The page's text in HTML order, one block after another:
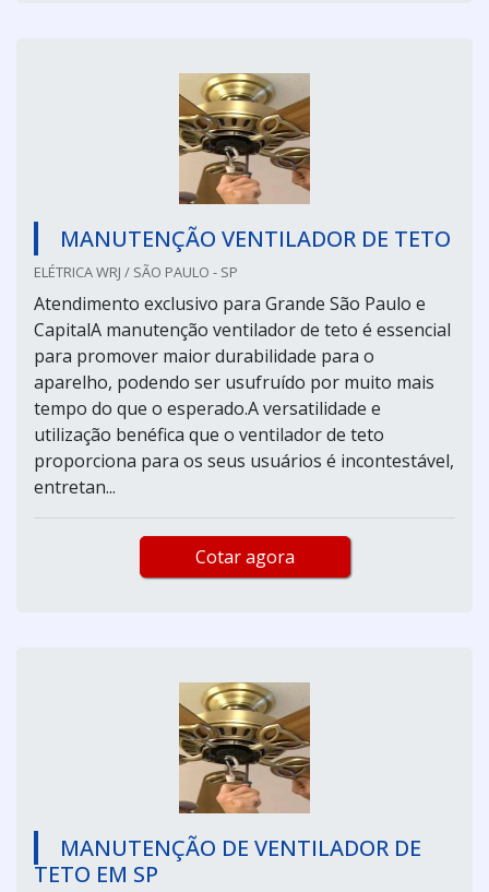
MANUTENÇÃO VENTILADOR DE TETO
ELÉTRICA WRJ / SÃO PAULO - SP
Atendimento exclusivo para Grande São Paulo e
CapitalA manutenção ventilador de teto é essencial
para promover maior durabilidade para o
aparelho, podendo ser usufruído por muito mais
tempo do que o esperado.A versatilidade e
utilização benéfica que o ventilador de teto
proporciona para os seus usuários é incontestável,
entretan...
Cotar agora
MANUTENÇÃO DE VENTILADOR DE
TETO EM SP